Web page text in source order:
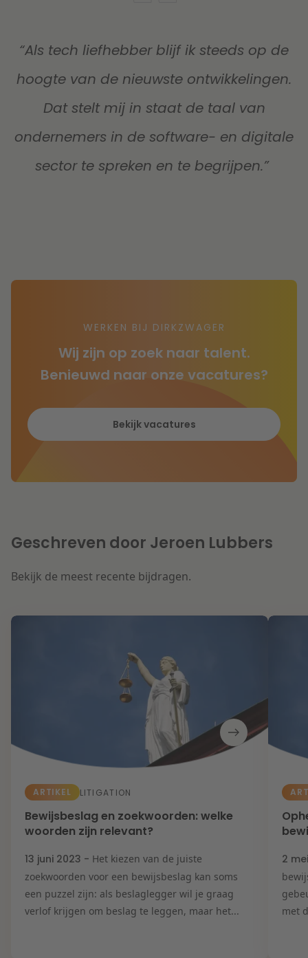
“Als tech liefhebber blijf ik steeds op de
hoogte van de nieuwste ontwikkelingen.
Dat stelt mij in staat de taal van
ondernemers in de software- en digitale
sector te spreken en te begrijpen.”
WERKEN BIJ DIRKZWAGER
Wij zijn op zoek naar talent.
Benieuwd naar onze vacatures?
Bekijk vacatures
Geschreven door Jeroen Lubbers
Bekijk de meest recente bijdragen.
ARTIKEL LITIGATION
Bewijsbeslag en zoekwoorden: welke
woorden zijn relevant?
13 juni 2023 - Het kiezen van de juiste
zoekwoorden voor een bewijsbeslag kan soms
een puzzel zijn: als beslaglegger wil je graag
verlof krijgen om beslag te leggen, maar het...
2
met